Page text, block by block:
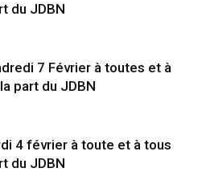
du JDBN
7 Février à toutes et à
part du JDBN
4 février à toute et à tous
du JDBN